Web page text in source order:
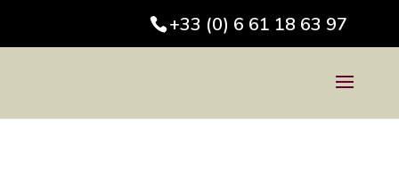
+33 (0) 6 61 18 63 97